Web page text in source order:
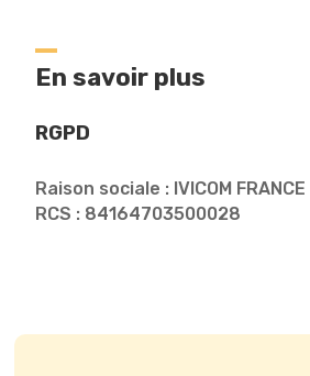
En savoir plus
RGPD
Raison sociale : IVICOM FRANCE
RCS : 84164703500028